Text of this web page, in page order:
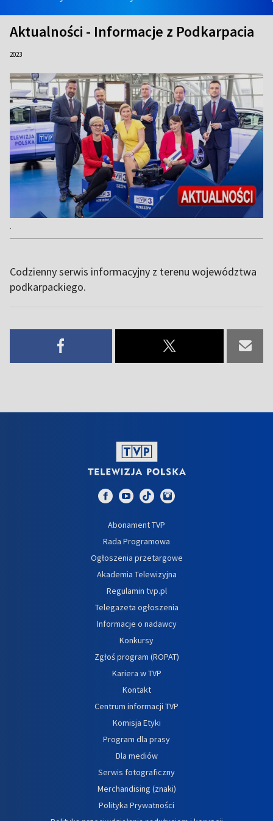
Aktualności - Informacje z Podkarpacia
2023
.
Codzienny serwis informacyjny z terenu województwa
podkarpackiego.
Abonament TVP
Rada Programowa
Ogłoszenia przetargowe
Akademia Telewizyjna
Regulamin tvp.pl
Telegazeta ogłoszenia
Informacje o nadawcy
Konkursy
Zgłoś program (ROPAT)
Kariera w TVP
Kontakt
Centrum informacji TVP
Komisja Etyki
Program dla prasy
Dla mediów
Serwis fotograficzny
Merchandising (znaki)
Polityka Prywatności